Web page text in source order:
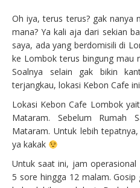
Oh iya, terus terus? gak nanya
mana? Ya kali aja dari sekian
saya, ada yang berdomisili di
ke Lombok terus bingung mau
Soalnya selain gak bikin
terjangkau, lokasi Kebon Cafe
Lokasi Kebon Cafe Lombok
Mataram. Sebelum Rumah
Mataram. Untuk lebih
ya kakak
Untuk saat ini, jam operasional
5 sore hingga 12 malam. Gosip